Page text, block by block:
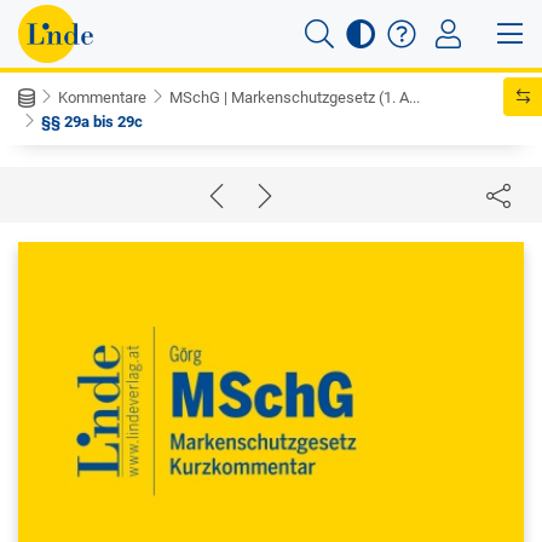
Kommentare
MSchG | Markenschutzgesetz (1. A...
§§ 29a bis 29c